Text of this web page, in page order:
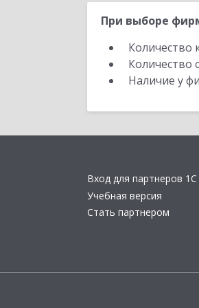
При выборе
Количество
Количество
Наличие у
Вход для партнеров 1С
Учебная версия
Стать партнером